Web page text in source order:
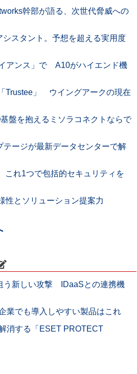
幹部が語る、次世代脅威への
スタント。予想を超える実用度
アンス」で A10がハイエンド機
Trustee」 ウイングアークの現在
盤を抱えるミソラコネクトならで
ージが最新データセンターで解
れ1つで包括的セキュリティを
性とソリューション提案力
う新しい攻撃 IDaaSとの連携機
業でも導入しやすい製品はこれ
消する「ESET PROTECT